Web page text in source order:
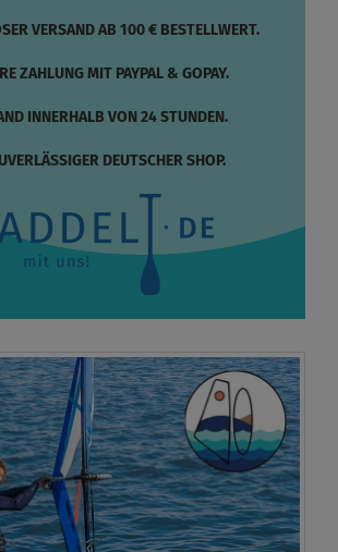
VERSAND AB 100 € BESTELLWERT.
ZAHLUNG MIT PAYPAL & GOPAY.
INNERHALB VON 24 STUNDEN.
DEUTSCHER SHOP.